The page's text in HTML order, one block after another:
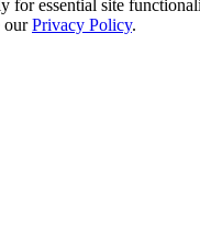
for essential site
ourPrivacy Policy.